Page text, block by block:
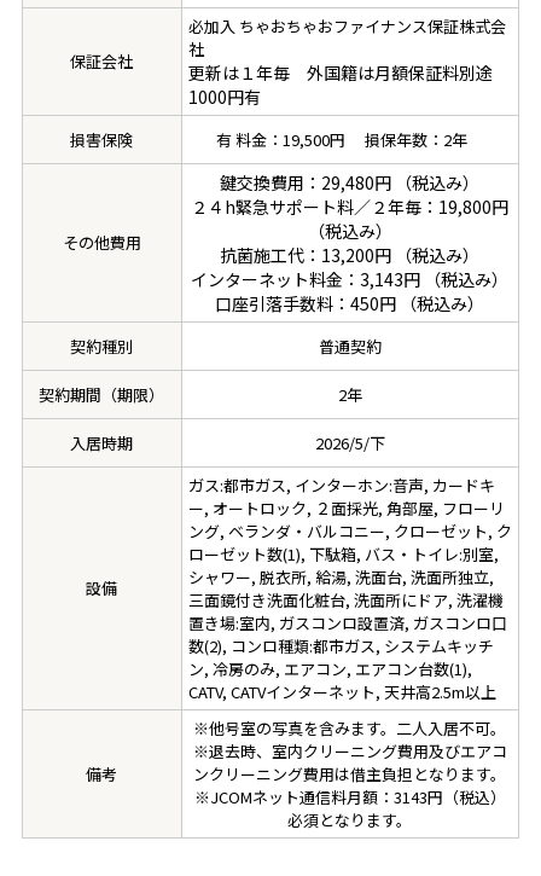
保証会社
必加入 ちゃおちゃおファイナンス保証株式会
社
更新は１年毎 外国籍は月額保証料別途
1000円有
損害保険 有 料金：19,500円 損保年数：2年
その他費用
鍵交換費用：29,480円 （税込み）
２４h緊急サポート料／２年毎：19,800円
（税込み）
抗菌施工代：13,200円 （税込み）
インターネット料金：3,143円 （税込み）
口座引落手数料：450円 （税込み）
契約種別 普通契約
契約期間（期限） 2年
入居時期 2026/5/下
設備
ガス:都市ガス, インターホン:音声, カードキ
ー, オートロック, ２面採光, 角部屋, フローリ
ング, ベランダ・バルコニー, クローゼット, ク
ローゼット数(1), 下駄箱, バス・トイレ:別室,
シャワー, 脱衣所, 給湯, 洗面台, 洗面所独立,
三面鏡付き洗面化粧台, 洗面所にドア, 洗濯機
置き場:室内, ガスコンロ設置済, ガスコンロ口
数(2), コンロ種類:都市ガス, システムキッチ
ン, 冷房のみ, エアコン, エアコン台数(1),
CATV, CATVインターネット, 天井高2.5m以上
備考
※他号室の写真を含みます。二人入居不可。
※退去時、室内クリーニング費用及びエアコ
ンクリーニング費用は借主負担となります。
※JCOMネット通信料月額：3143円（税込）
必須となります。